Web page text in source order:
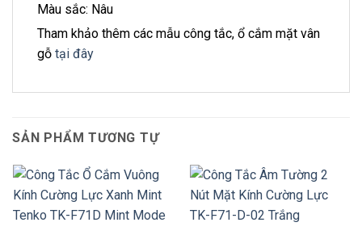
Màu sắc: Nâu
Tham khảo thêm các mẫu công tắc, ổ cắm mặt vân
gỗ tại đây
SẢN PHẨM TƯƠNG TỰ